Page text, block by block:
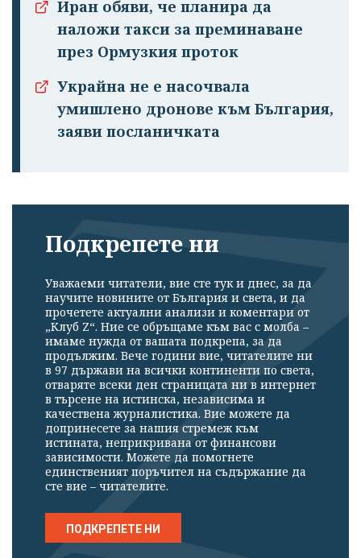
Иран обяви, че планира да
наложи такси за преминаване
през Ормузкия проток
Украйна не е насочвала
умишлено дронове към България,
заяви посланичката
Подкрепете ни
Уважаеми читатели, вие сте тук и днес, за да
научите новините от България и света, и да
прочетете актуални анализи и коментари от
„Клуб Z“. Ние се обръщаме към вас с молба –
имаме нужда от вашата подкрепа, за да
продължим. Вече години вие, читателите ни
в 97 държави на всички континенти по света,
отваряте всеки ден страницата ни в интернет
в търсене на истинска, независима и
качествена журналистика. Вие можете да
допринесете за нашия стремеж към
истината, неприкривана от финансови
зависимости. Можете да помогнете
единственият поръчител на съдържание да
сте вие – читателите.
ПОДКРЕПЕТЕ НИ